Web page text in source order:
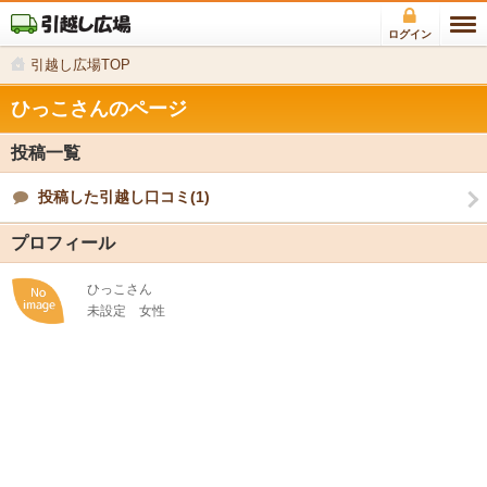
ログイン
引越し広場TOP
ひっこさんのページ
投稿一覧
投稿した引越し口コミ(1)
プロフィール
ひっこさん
未設定
女性